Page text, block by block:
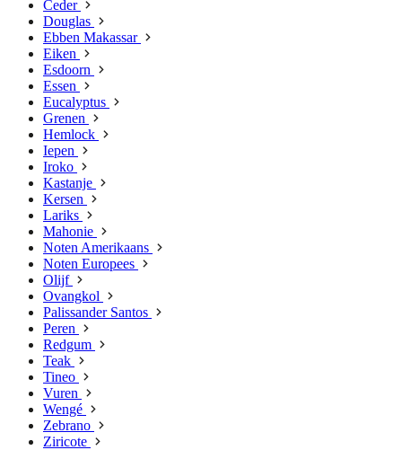
Ceder
Douglas
Ebben Makassar
Eiken
Esdoorn
Essen
Eucalyptus
Grenen
Hemlock
Iepen
Iroko
Kastanje
Kersen
Lariks
Mahonie
Noten Amerikaans
Noten Europees
Olijf
Ovangkol
Palissander Santos
Peren
Redgum
Teak
Tineo
Vuren
Wengé
Zebrano
Ziricote